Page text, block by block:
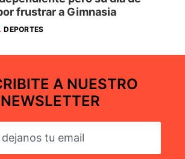
frustrar a Gimnasia
DEPORTES
A NUESTRO
NEWSLETTER